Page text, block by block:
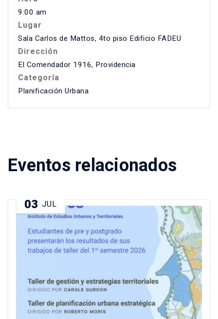
9:00 am
Lugar
Sala Carlos de Mattos, 4to piso Edificio FADEU
Dirección
El Comendador 1916, Providencia
Categoría
Planificación Urbana
Eventos relacionados
03 JUL